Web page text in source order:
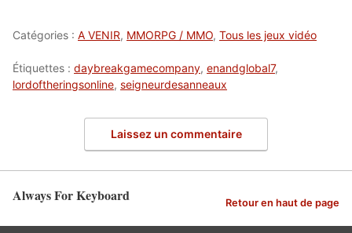
Catégories : A VENIR, MMORPG / MMO, Tous les jeux vidéo
Étiquettes : daybreakgamecompany, enandglobal7,
lordoftheringsonline, seigneurdesanneaux
Laissez un commentaire
Always For Keyboard Retour en haut de page